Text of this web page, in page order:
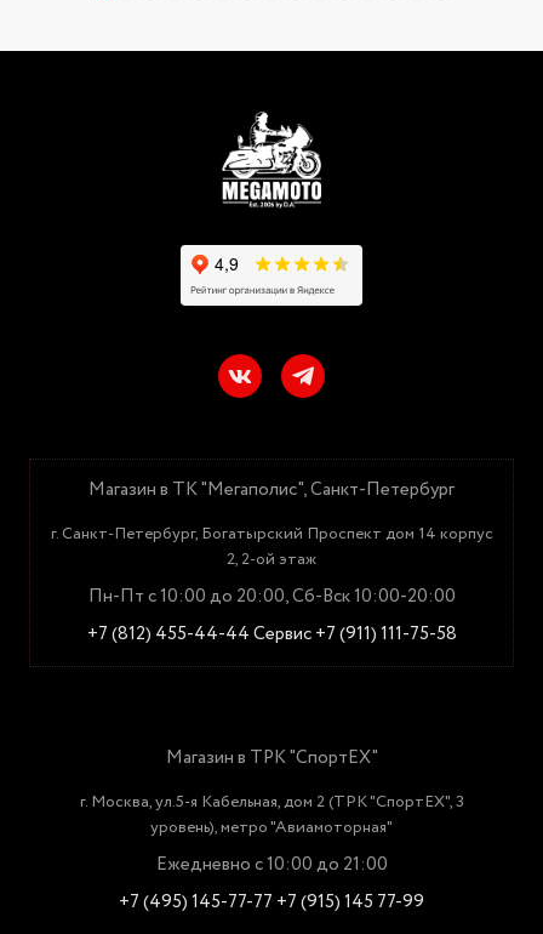
Магазин в ТК "Мегаполис", Санкт-Петербург
г. Санкт-Петербург, Богатырский Проспект дом 14 корпус
2, 2-ой этаж
Пн-Пт с 10:00 до 20:00, Сб-Вск 10:00-20:00
+7 (812) 455-44-44Сервис +7 (911) 111-75-58
Магазин в ТРК "СпортЕХ"
г. Москва, ул.5-я Кабельная, дом 2 (ТРК "СпортЕХ", 3
уровень), метро "Авиамоторная"
Ежедневно с 10:00 до 21:00
+7 (495) 145-77-77 +7 (915) 145 77-99